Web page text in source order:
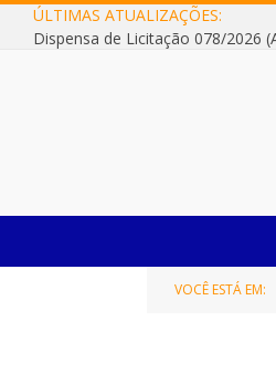
ÚLTIMAS ATUALIZAÇÕES:
VOCÊ ESTÁ EM: